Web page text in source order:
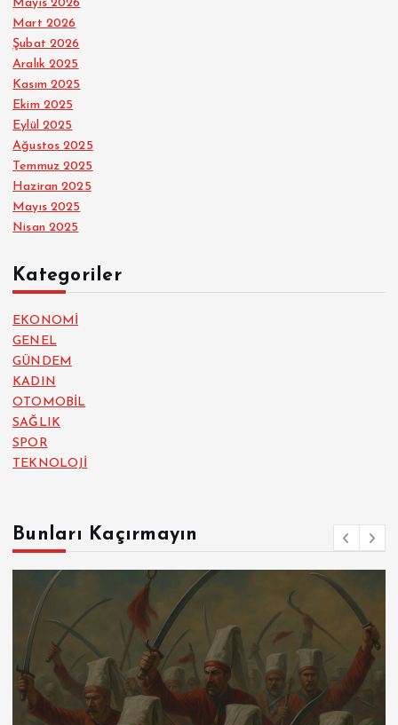
Mayıs 2026
Mart 2026
Şubat 2026
Aralık 2025
Kasım 2025
Ekim 2025
Eylül 2025
Ağustos 2025
Temmuz 2025
Haziran 2025
Mayıs 2025
Nisan 2025
Kategoriler
EKONOMİ
GENEL
GÜNDEM
KADIN
OTOMOBİL
SAĞLIK
SPOR
TEKNOLOJİ
Bunları Kaçırmayın